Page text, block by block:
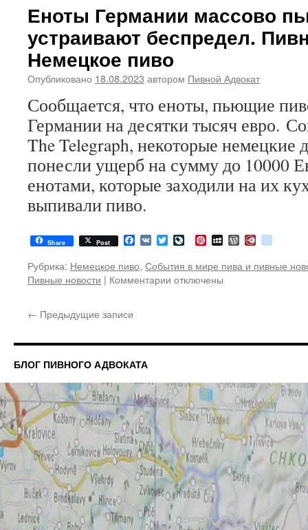
пивоварнях
паника
из-
за
падения
продаж.
Пивные
новости
Еноты Германии массово
устраивают беспредел.
Немецкое пиво
Опубликовано 18.08.2023 автором Пивной Адвокат
Сообщается, что еноты, пьющие
Германии на десятки тысяч евро.
The Telegraph, некоторые немецкие
понесли ущерб на сумму до 10000
енотами, которые заходили на их
выпивали пиво.
Share Post Facebook
VK TwitterLiveJournal
PinterestMySpaceWordPress
Diary.Ru
Рубрика: Немецкое пиво, События в мире пива и пивные
Пивные новости | Комментарии к
пьют
устраивают
беспредел.
Пивные
новости.
Немецкое
пиво
отключены
← Предыдущие записи
БЛОГ ПИВНОГО АДВОКАТА